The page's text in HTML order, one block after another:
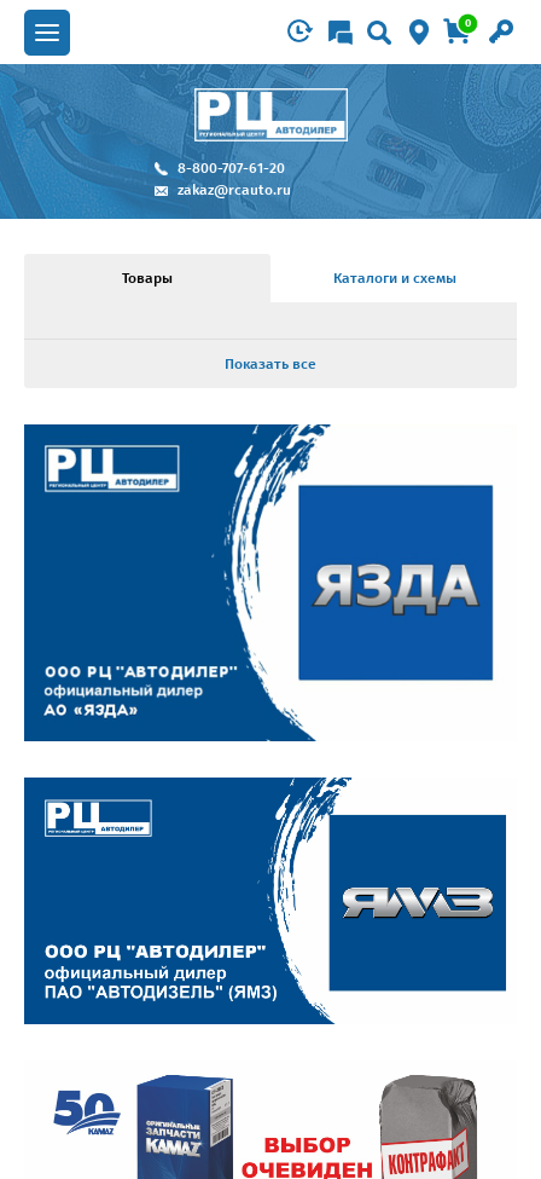
0
8-800-707-61-20
zakaz@rcauto.ru
Товары Каталоги и схемы
Показать все